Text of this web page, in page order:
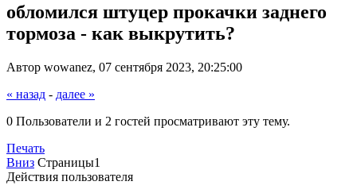
обломился штуцер прокачки заднего
тормоза - как выкрутить?
Автор wowanez, 07 сентября 2023, 20:25:00
« назад - далее »
0 Пользователи и 2 гостей просматривают эту тему.
Печать
Вниз Страницы1
Действия пользователя